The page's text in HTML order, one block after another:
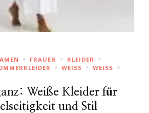
FRAUEN
KLEIDER
WEISS
WEISS
Weiße Kleider für
und Stil